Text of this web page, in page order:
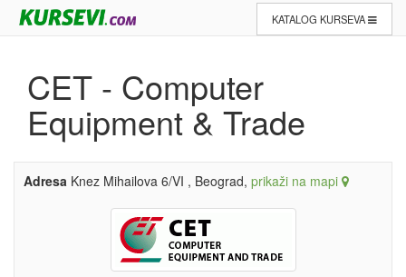
KATALOG KURSEVA
CET - Computer
Equipment & Trade
Adresa Knez Mihailova 6/VI , Beograd, prikaži na mapi